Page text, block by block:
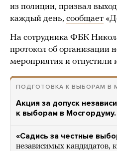
из полиции, призвал
каждый день, сообщает
На сотрудника ФБК
протокол об организации
мероприятия и отпустили
ПОДГОТОВКА К ВЫБОРАМ В
Акция за допуск
к выборам в
«Садись за честные
независимых кандидатов,